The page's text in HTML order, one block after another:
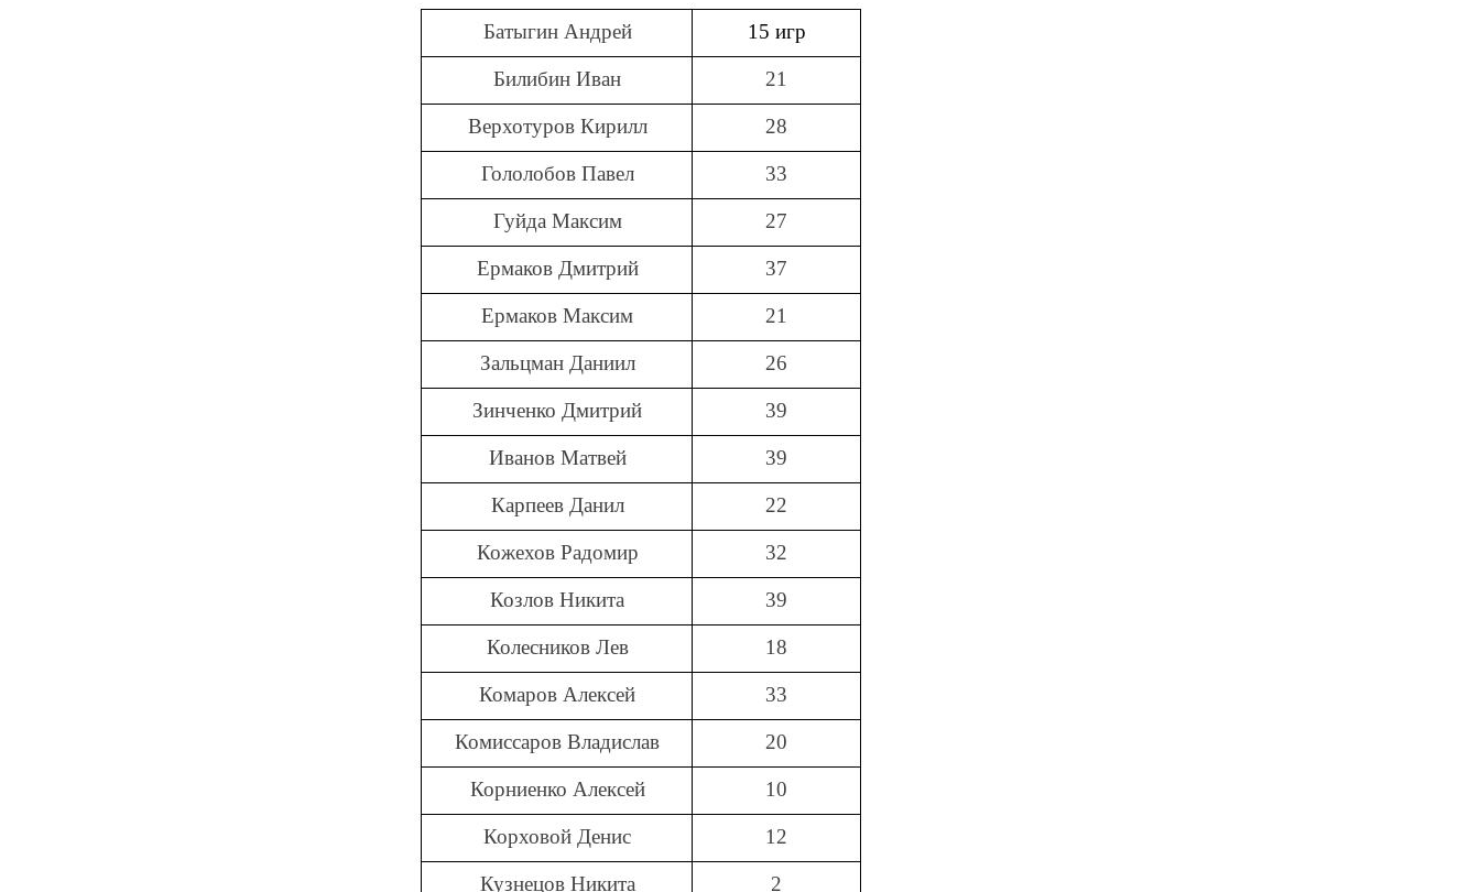
Батыгин Андрей 15 игр
Билибин Иван 21
Верхотуров Кирилл 28
Гололобов Павел 33
Гуйда Максим 27
Ермаков Дмитрий 37
Ермаков Максим 21
Зальцман Даниил 26
Зинченко Дмитрий 39
Иванов Матвей 39
Карпеев Данил 22
Кожехов Радомир 32
Козлов Никита 39
Колесников Лев 18
Комаров Алексей 33
Комиссаров Владислав 20
Корниенко Алексей 10
Корховой Денис 12
Кузнецов Никита 2